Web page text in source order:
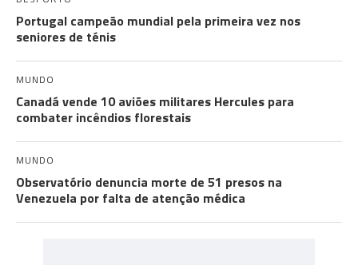
Portugal campeão mundial pela primeira vez nos
seniores de ténis
MUNDO
Canadá vende 10 aviões militares Hercules para
combater incêndios florestais
MUNDO
Observatório denuncia morte de 51 presos na
Venezuela por falta de atenção médica